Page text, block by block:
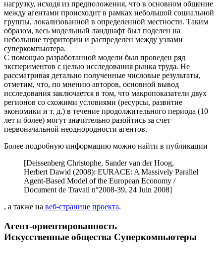
нагрузку, исходя из предположения, что в основном общение
между агентами происходит в рамках небольшой социальной
группы, локализованной в определенной местности. Таким
образом, весь модельный ландшафт был поделен на
небольшие территории и распределен между узлами
суперкомпьютера.
С помощью разработанной модели был проведен ряд
экспериментов с целью исследования рынка труда. Не
рассматривая детально полученные числовые результаты,
отметим, что, по мнению авторов, основной вывод
исследования заключается в том, что макропоказатели двух
регионов со схожими условиями (ресурсы, развитие
экономики и т. д.) в течение продолжительного периода (10
лет и более) могут значительно разойтись за счет
первоначальной неоднородности агентов.
Более подробную информацию можно найти в публикации
[Deissenberg Christophe, Sander van der Hoog,
Herbert Dawid (2008): EURACE: A Massively Parallel
Agent-Based Model of the European Economy /
Document de Travail n°2008-39, 24 Juin 2008]
, а также на веб-странице проекта.
Агент-ориентированность
Искусственные общества Суперкомпьютеры